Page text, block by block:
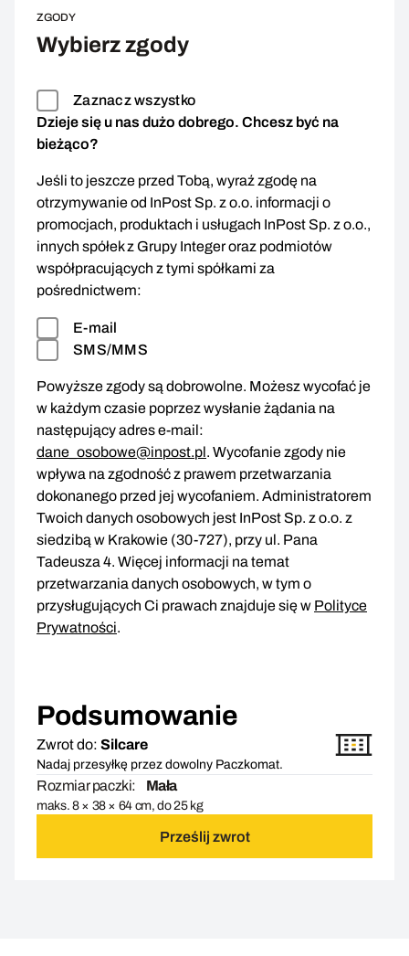
ZGODY
Wybierz zgody
Zaznacz wszystko
Dzieje się u nas dużo dobrego. Chcesz być na
bieżąco?
Jeśli to jeszcze przed Tobą, wyraź zgodę na
otrzymywanie od InPost Sp. z o.o. informacji o
promocjach, produktach i usługach InPost Sp. z o.o.,
innych spółek z Grupy Integer oraz podmiotów
współpracujących z tymi spółkami za
pośrednictwem:
E-mail
SMS/MMS
Powyższe zgody są dobrowolne. Możesz wycofać je
w każdym czasie poprzez wysłanie żądania na
następujący adres e-mail:
dane_osobowe@inpost.pl. Wycofanie zgody nie
wpływa na zgodność z prawem przetwarzania
dokonanego przed jej wycofaniem. Administratorem
Twoich danych osobowych jest InPost Sp. z o.o. z
siedzibą w Krakowie (30-727), przy ul. Pana
Tadeusza 4. Więcej informacji na temat
przetwarzania danych osobowych, w tym o
przysługujących Ci prawach znajduje się w Polityce
Prywatności.
Podsumowanie
Zwrot do: Silcare
Nadaj przesyłkę przez dowolny Paczkomat.
Rozmiar paczki: Mała
maks. 8 × 38 × 64 cm, do 25 kg
Prześlij zwrot